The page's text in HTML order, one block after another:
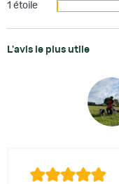
1 étoile
L'avis le plus utile